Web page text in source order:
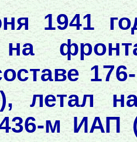
1941
летал
м ИАП